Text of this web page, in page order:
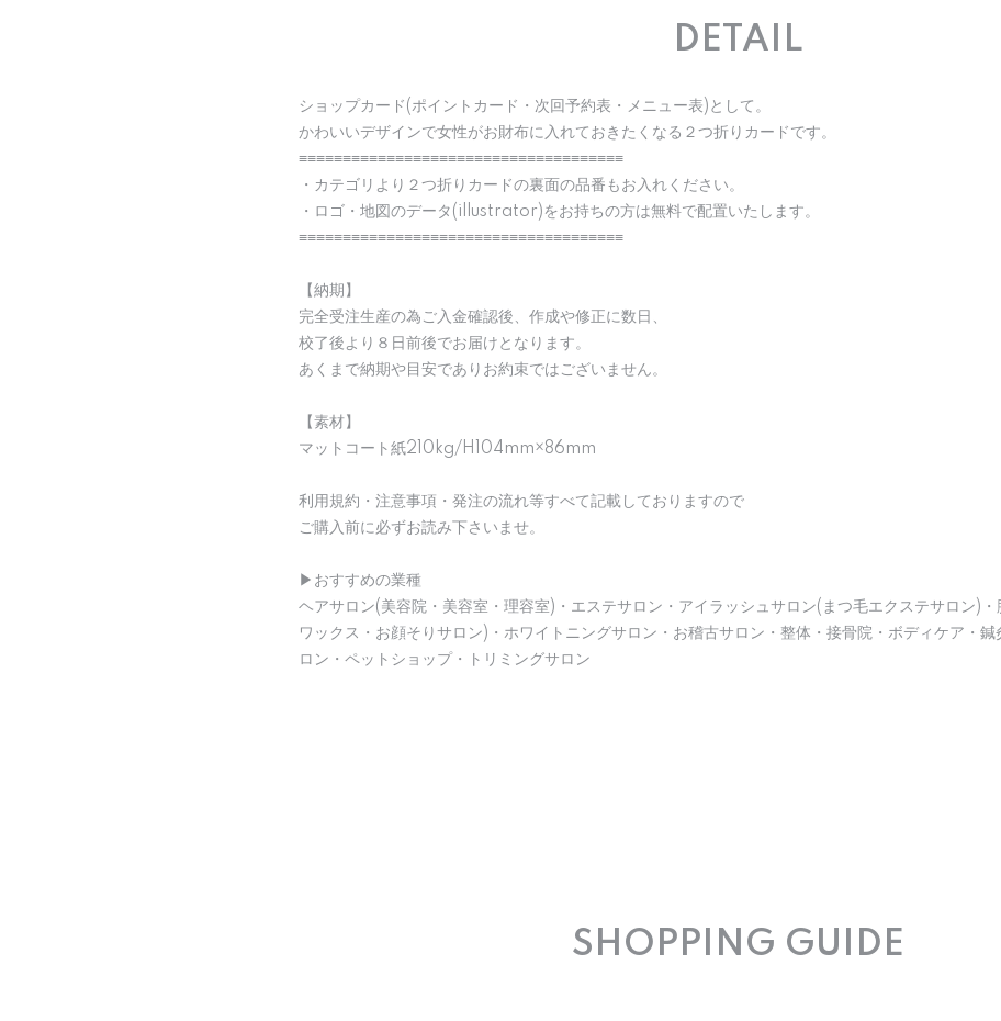
DETAIL
ショップカード(ポイントカード・次回予約表・メニュー表)として。
かわいいデザインで女性がお財布に入れておきたくなる２つ折りカードです。
≡≡≡≡≡≡≡≡≡≡≡≡≡≡≡≡≡≡≡≡≡≡≡≡≡≡≡≡≡≡≡≡≡≡≡≡≡
・カテゴリより２つ折りカードの裏面の品番もお入れください。
・ロゴ・地図のデータ(illustrator)をお持ちの方は無料で配置いたします。
≡≡≡≡≡≡≡≡≡≡≡≡≡≡≡≡≡≡≡≡≡≡≡≡≡≡≡≡≡≡≡≡≡≡≡≡≡
【納期】
完全受注生産の為ご入金確認後、作成や修正に数日、
校了後より８日前後でお届けとなります。
あくまで納期や目安でありお約束ではございません。
【素材】
マットコート紙210kg/H104mm×86mm
利用規約・注意事項・発注の流れ等すべて記載しておりますので
ご購入前に必ずお読み下さいませ。
▶︎おすすめの業種
ヘアサロン(美容院・美容室・理容室)・エステサロン・アイラッシュサロン(まつ毛エクステサロン)
ワックス・お顔そりサロン)・ホワイトニングサロン・お稽古サロン・整体・接骨院・ボディケア・
ロン・ペットショップ・トリミングサロン
SHOPPING GUIDE